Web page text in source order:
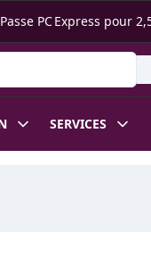
PC Express pour
SERVICES